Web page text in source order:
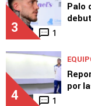
3 1
Palo
4 1
por